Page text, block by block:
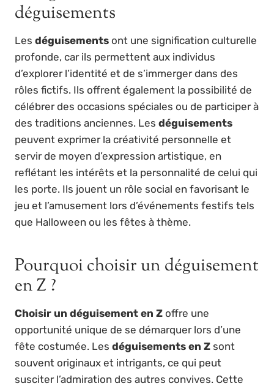
déguisements
Les déguisements ont une signification culturelle
profonde, car ils permettent aux individus
d’explorer l’identité et de s’immerger dans des
rôles fictifs. Ils offrent également la possibilité de
célébrer des occasions spéciales ou de participer à
des traditions anciennes. Les déguisements
peuvent exprimer la créativité personnelle et
servir de moyen d’expression artistique, en
reflétant les intérêts et la personnalité de celui qui
les porte. Ils jouent un rôle social en favorisant le
jeu et l’amusement lors d’événements festifs tels
que Halloween ou les fêtes à thème.
Pourquoi choisir un déguisement
en Z ?
Choisir un déguisement en Z offre une
opportunité unique de se démarquer lors d’une
fête costumée. Les déguisements en Z sont
souvent originaux et intrigants, ce qui peut
susciter l’admiration des autres convives. Cette